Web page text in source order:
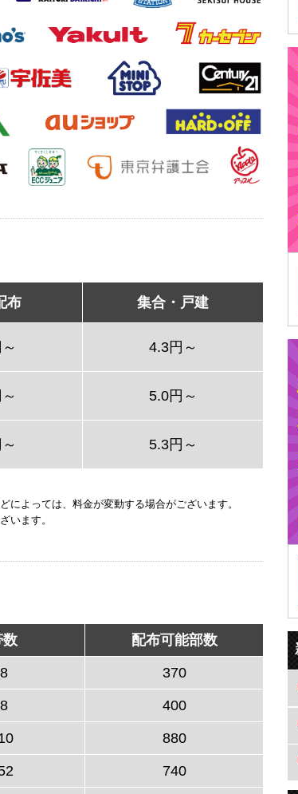
布 集合・戸建
4.3円～
5.0円～
5.3円～
よっては、料金が変動する場合がございます。
います。
数 配布可能部数
370
400
880
740